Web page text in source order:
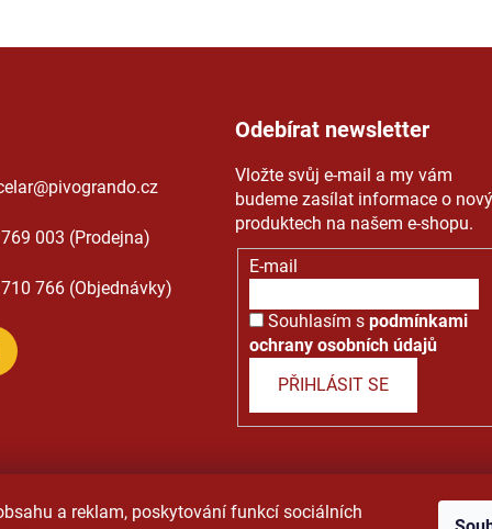
a reklam, poskytování funkcí sociálních
@pivogrando.cz
003 (Prodejna)
766 (Objednávky)
Odebírat newsletter
Vložte svůj e-mail a my vám
budeme zasílat informace o
produktech na našem e-shopu.
E-mail
Souhlasím s podmínkami
ochrany osobních údajů
PŘIHLÁSIT SE
Ochrana